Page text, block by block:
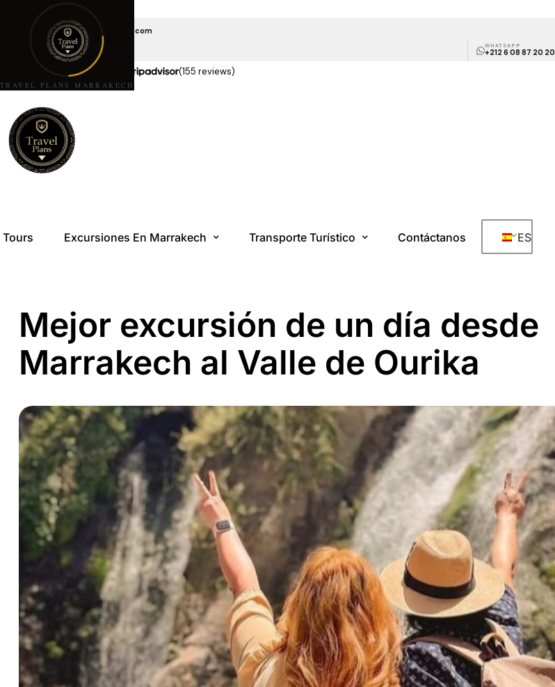
TRAVEL PLANS MARRAKECH
travelplansmarrakech@gmail.com
LLÁMANOS
+212 6 08 85 10 10
WHATSAPP
+212 6 08 87 20 20
★★★★★ 5,0 estrellas en (155 reviews)
Tours Excursiones En Marrakech Transporte Turístico Contáctanos ES
Mejor excursión de un día desde
Marrakech al Valle de Ourika